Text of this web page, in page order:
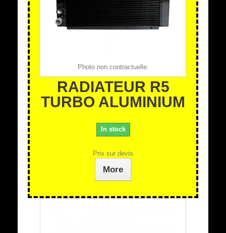
Photo non contractuelle.
RADIATEUR R5
TURBO ALUMINIUM
In stock
Prix sur devis
More